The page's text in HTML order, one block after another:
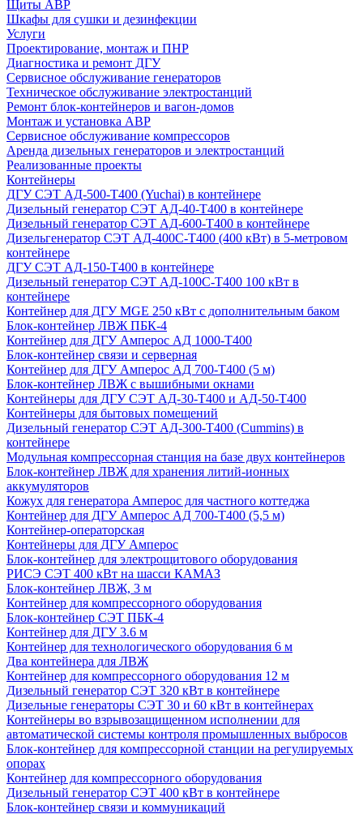
Щиты АВР
Шкафы для сушки и дезинфекции
Услуги
Проектирование, монтаж и ПНР
Диагностика и ремонт ДГУ
Сервисное обслуживание генераторов
Техническое обслуживание электростанций
Ремонт блок-контейнеров и вагон-домов
Монтаж и установка АВР
Сервисное обслуживание компрессоров
Аренда дизельных генераторов и электростанций
Реализованные проекты
Контейнеры
ДГУ СЭТ АД-500-Т400 (Yuchai) в контейнере
Дизельный генератор СЭТ АД-40-Т400 в контейнере
Дизельный генератор СЭТ АД-600-Т400 в контейнере
Дизельгенератор СЭТ АД-400С-Т400 (400 кВт) в 5-метровом
контейнере
ДГУ СЭТ АД-150-Т400 в контейнере
Дизельный генератор СЭТ АД-100С-Т400 100 кВт в
контейнере
Контейнер для ДГУ MGE 250 кВт с дополнительным баком
Блок-контейнер ЛВЖ ПБК-4
Контейнер для ДГУ Амперос АД 1000-Т400
Блок-контейнер связи и серверная
Контейнер для ДГУ Амперос АД 700-Т400 (5 м)
Блок-контейнер ЛВЖ с вышибными окнами
Контейнеры для ДГУ СЭТ АД-30-Т400 и АД-50-Т400
Контейнеры для бытовых помещений
Дизельный генератор СЭТ АД-300-Т400 (Cummins) в
контейнере
Модульная компрессорная станция на базе двух контейнеров
Блок-контейнер ЛВЖ для хранения литий-ионных
аккумуляторов
Кожух для генератора Амперос для частного коттеджа
Контейнер для ДГУ Амперос АД 700-Т400 (5,5 м)
Контейнер-операторская
Контейнеры для ДГУ Амперос
Блок-контейнер для электрощитового оборудования
РИСЭ СЭТ 400 кВт на шасси КАМАЗ
Блок-контейнер ЛВЖ, 3 м
Контейнер для компрессорного оборудования
Блок-контейнер СЭТ ПБК-4
Контейнер для ДГУ 3.6 м
Контейнер для технологического оборудования 6 м
Два контейнера для ЛВЖ
Контейнер для компрессорного оборудования 12 м
Дизельный генератор СЭТ 320 кВт в контейнере
Дизельные генераторы СЭТ 30 и 60 кВт в контейнерах
Контейнеры во взрывозащищенном исполнении для
автоматической системы контроля промышленных выбросов
Блок-контейнер для компрессорной станции на регулируемых
опорах
Контейнер для компрессорного оборудования
Дизельный генератор СЭТ 400 кВт в контейнере
Блок-контейнер связи и коммуникаций